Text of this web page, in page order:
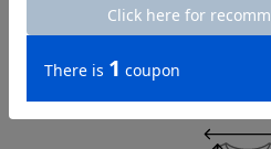
Try this item on
Shoulder width 39cm